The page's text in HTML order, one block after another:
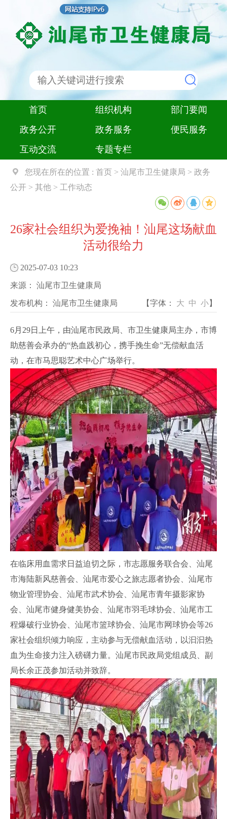
首页 组织机构
部门要闻
政务公开
政务服务
便民服务
互动交流
专题专栏
您现在所在的位置 : 首页 > 汕尾市卫生健康局 > 政务
公开 > 其他 > 工作动态
26家社会组织为爱挽袖！汕尾这场献血
活动很给力
2025-07-03 10:23
来源： 汕尾市卫生健康局
发布机构： 汕尾市卫生健康局 【字体： 大 中 小】
6月29日上午，由汕尾市民政局、市卫生健康局主办，市博
助慈善会承办的“热血践初心，携手挽生命”无偿献血活
动，在市马思聪艺术中心广场举行。
在临床用血需求日益迫切之际，市志愿服务联合会、汕尾
市海陆新风慈善会、汕尾市爱心之旅志愿者协会、汕尾市
物业管理协会、汕尾市武术协会、汕尾市青年摄影家协
会、汕尾市健身健美协会、汕尾市羽毛球协会、汕尾市工
程爆破行业协会、汕尾市篮球协会、汕尾市网球协会等26
家社会组织倾力响应，主动参与无偿献血活动，以汩汩热
血为生命接力注入磅礴力量。汕尾市民政局党组成员、副
局长余正茂参加活动并致辞。